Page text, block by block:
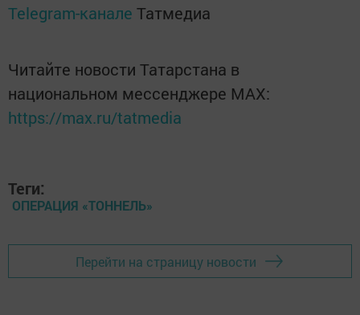
Telegram-канале Татмедиа
Читайте новости Татарстана в
национальном мессенджере MАХ:
https://max.ru/tatmedia
Теги:
ОПЕРАЦИЯ «ТОННЕЛЬ»
Перейти на страницу новости